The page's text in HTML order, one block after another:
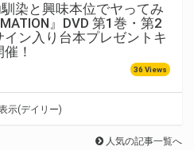
馴染と興味本位でヤってみ
』DVD 第1巻・第2
イン入り台本プレゼントキ
！
36 Views
示(デイリー)
人気の記事一覧へ